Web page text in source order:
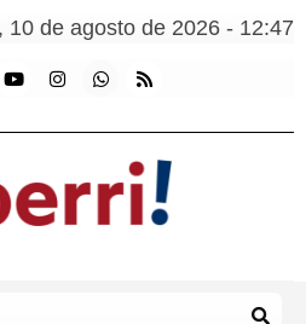
10 de agosto de 2026 - 12:47